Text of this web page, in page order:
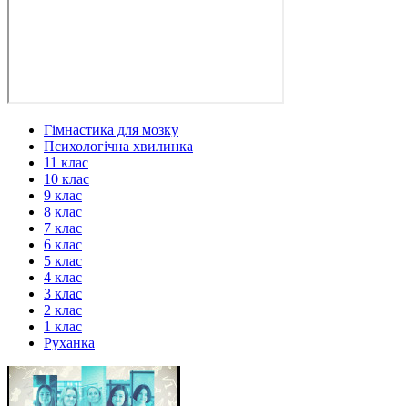
Гімнастика для мозку
Психологічна хвилинка
11 клас
10 клас
9 клас
8 клас
7 клас
6 клас
5 клас
4 клас
3 клас
2 клас
1 клас
Руханка